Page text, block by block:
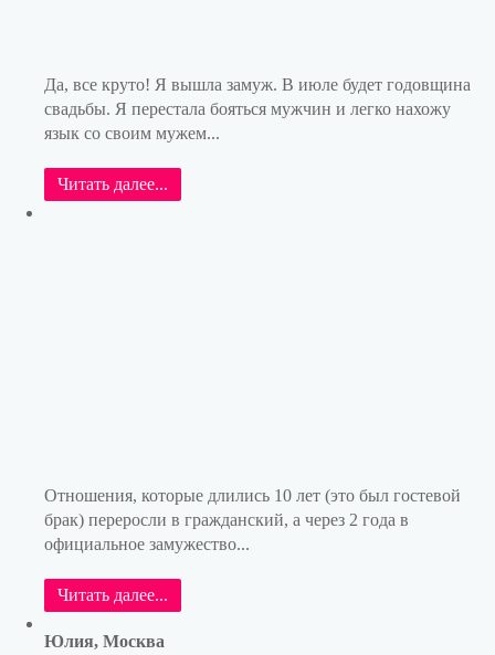
Да, все круто! Я вышла замуж. В июле будет годовщина
свадьбы. Я перестала бояться мужчин и легко нахожу
язык со своим мужем...
Читать далее...
Отношения, которые длились 10 лет (это был гостевой
брак) переросли в гражданский, а через 2 года в
официальное замужество...
Читать далее...
Юлия, Москва